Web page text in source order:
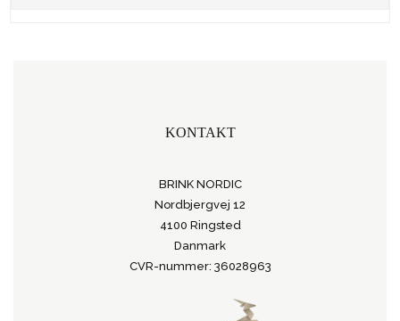
KONTAKT
BRINK NORDIC
Nordbjergvej 12
4100 Ringsted
Danmark
CVR-nummer: 36028963